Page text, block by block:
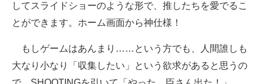
してスライドショーのような形で、推したちを愛でるこ
とができます。ホーム画面から神仕様！
もしゲームはあんまり……という方でも、人間誰しも
大なり小なり「収集したい」という欲求があると思うの